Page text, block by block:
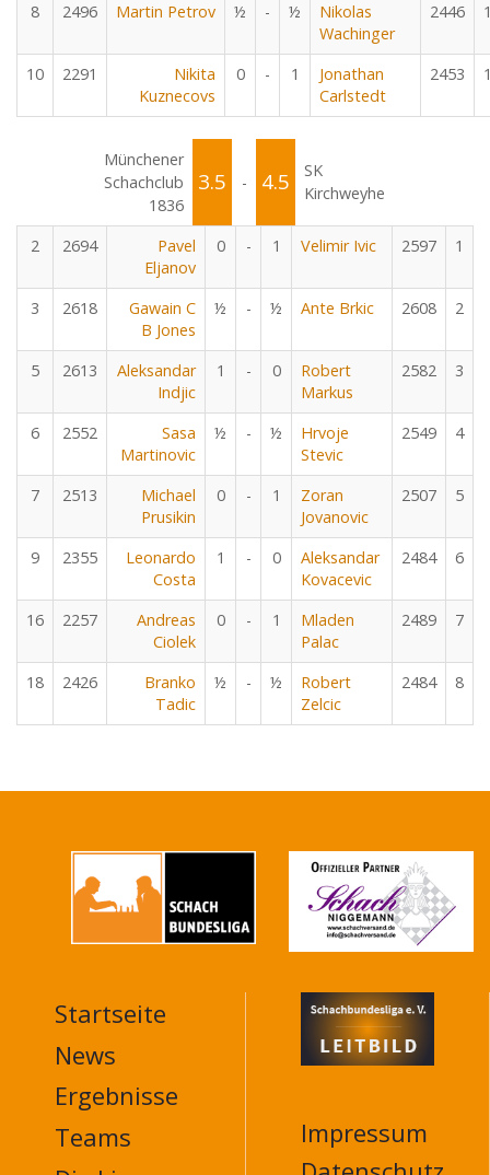
8 2496 Martin Petrov ½ - ½
Nikolas
Wachinger
2446
10 2291
Nikita
Kuznecovs
0 - 1
Jonathan
Carlstedt
2453
Münchener
Schachclub
1836
3.5 - 4.5
SK
Kirchweyhe
2 2694
Pavel
Eljanov
0 - 1 Velimir Ivic 2597 1
3 2618
Gawain C
B Jones
½ - ½ Ante Brkic 2608 2
5 2613
Aleksandar
Indjic
1 - 0
Robert
Markus
2582 3
6 2552
Sasa
Martinovic
½ - ½
Hrvoje
Stevic
2549 4
7 2513
Michael
Prusikin
0 - 1
Zoran
Jovanovic
2507 5
9 2355
Leonardo
Costa
1 - 0
Aleksandar
Kovacevic
2484 6
16 2257
Andreas
Ciolek
0 - 1
Mladen
Palac
2489 7
18 2426
Branko
Tadic
½ - ½
Robert
Zelcic
2484 8
MAIN
NAVIGATION
FOOTER
Startseite
News
Ergebnisse
Teams
Impressum